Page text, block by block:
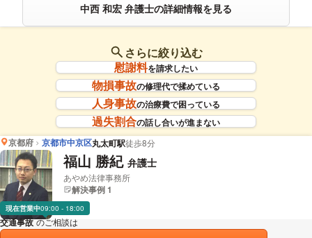
中西 和宏 弁護士の詳細情報を見る
さらに絞り込む
慰謝料を請求したい
物損事故の修理代で揉めている
人身事故の治療費で困っている
過失割合の話し合いが進まない
京都府
京都市中京区丸太町駅徒歩8分
福山 勝紀 弁護士
あやめ法律事務所
解決事例 1
現在営業中09:00 - 18:00
交通事故 のご相談は